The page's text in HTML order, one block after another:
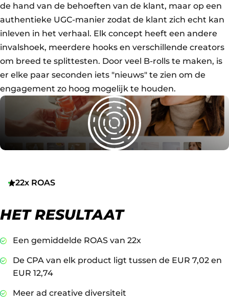
de hand van de behoeften van de klant, maar op een
authentieke UGC-manier zodat de klant zich echt kan
inleven in het verhaal. Elk concept heeft een andere
invalshoek, meerdere hooks en verschillende creators
om breed te splittesten. Door veel B-rolls te maken, is
er elke paar seconden iets "nieuws" te zien om de
engagement zo hoog mogelijk te houden.
22x ROAS
HET RESULTAAT
Een gemiddelde ROAS van 22x
De CPA van elk product ligt tussen de EUR 7,02 en
EUR 12,74
Meer ad creative diversiteit